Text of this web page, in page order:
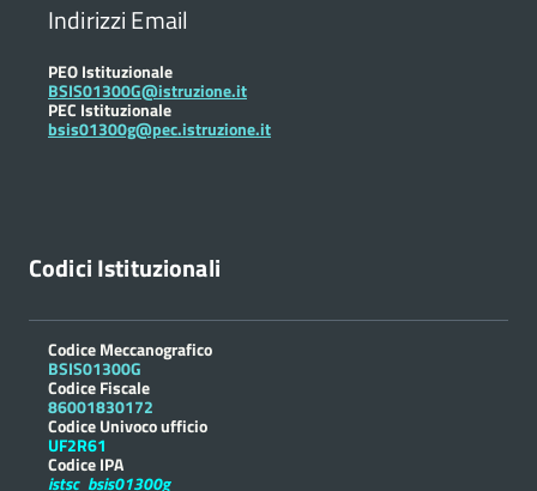
Indirizzi Email
PEO Istituzionale
BSIS01300G@istruzione.it
PEC Istituzionale
bsis01300g@pec.istruzione.it
Codici Istituzionali
Codice Meccanografico
BSIS01300G
Codice Fiscale
86001830172
Codice Univoco ufficio
UF2R61
Codice IPA
istsc_bsis01300g